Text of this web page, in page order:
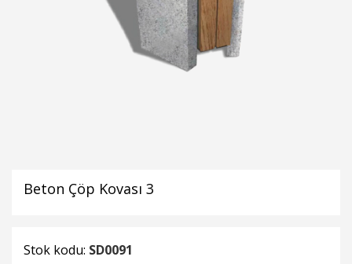
Beton Çöp Kovası 3
Stok kodu: SD0091